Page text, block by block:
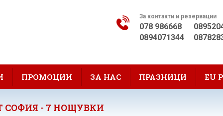
За контакти и резервации
078 986668
0894071344
ПРОМОЦИИ ЗА НАС ПРАЗНИЦИ EU
СОФИЯ - 7 НОЩУВКИ